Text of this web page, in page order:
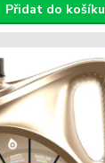
Přidat do košíku